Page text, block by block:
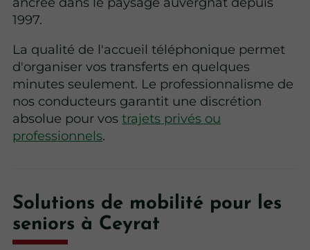
1997.
La qualité de l'accueil téléphonique permet
d'organiser vos transferts en quelques
minutes seulement. Le professionnalisme de
nos conducteurs garantit une discrétion
absolue pour vostrajets privés ou
professionnels.
Solutions de mobilité pour les
seniors à Ceyrat